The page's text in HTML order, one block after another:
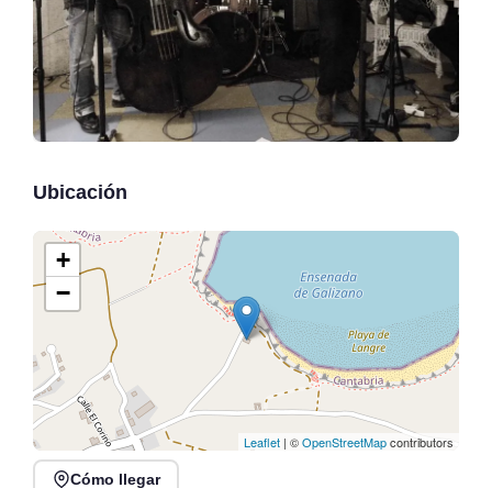
Ubicación
+
−
Leaflet | ©OpenStreetMapcontributors
Cómo llegar